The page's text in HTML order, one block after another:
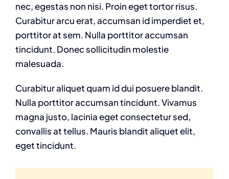
nec, egestas non nisi. Proin eget tortor risus.
Curabitur arcu erat, accumsan id imperdiet et,
porttitor at sem. Nulla porttitor accumsan
tincidunt. Donec sollicitudin molestie
malesuada.
Curabitur aliquet quam id dui posuere blandit.
Nulla porttitor accumsan tincidunt. Vivamus
magna justo, lacinia eget consectetur sed,
convallis at tellus. Mauris blandit aliquet elit,
eget tincidunt.